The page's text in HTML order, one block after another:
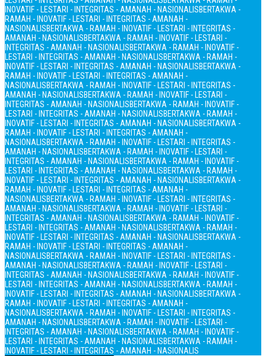
INOVATIF - LESTARI - INTEGRITAS - AMANAH - NASIONALISBERTAKWA -
RAMAH - INOVATIF - LESTARI - INTEGRITAS - AMANAH -
NASIONALISBERTAKWA - RAMAH - INOVATIF - LESTARI - INTEGRITAS -
AMANAH - NASIONALISBERTAKWA - RAMAH - INOVATIF - LESTARI -
INTEGRITAS - AMANAH - NASIONALISBERTAKWA - RAMAH - INOVATIF -
LESTARI - INTEGRITAS - AMANAH - NASIONALISBERTAKWA - RAMAH -
INOVATIF - LESTARI - INTEGRITAS - AMANAH - NASIONALISBERTAKWA -
RAMAH - INOVATIF - LESTARI - INTEGRITAS - AMANAH -
NASIONALISBERTAKWA - RAMAH - INOVATIF - LESTARI - INTEGRITAS -
AMANAH - NASIONALISBERTAKWA - RAMAH - INOVATIF - LESTARI -
INTEGRITAS - AMANAH - NASIONALISBERTAKWA - RAMAH - INOVATIF -
LESTARI - INTEGRITAS - AMANAH - NASIONALISBERTAKWA - RAMAH -
INOVATIF - LESTARI - INTEGRITAS - AMANAH - NASIONALISBERTAKWA -
RAMAH - INOVATIF - LESTARI - INTEGRITAS - AMANAH -
NASIONALISBERTAKWA - RAMAH - INOVATIF - LESTARI - INTEGRITAS -
AMANAH - NASIONALISBERTAKWA - RAMAH - INOVATIF - LESTARI -
INTEGRITAS - AMANAH - NASIONALISBERTAKWA - RAMAH - INOVATIF -
LESTARI - INTEGRITAS - AMANAH - NASIONALISBERTAKWA - RAMAH -
INOVATIF - LESTARI - INTEGRITAS - AMANAH - NASIONALISBERTAKWA -
RAMAH - INOVATIF - LESTARI - INTEGRITAS - AMANAH -
NASIONALISBERTAKWA - RAMAH - INOVATIF - LESTARI - INTEGRITAS -
AMANAH - NASIONALISBERTAKWA - RAMAH - INOVATIF - LESTARI -
INTEGRITAS - AMANAH - NASIONALISBERTAKWA - RAMAH - INOVATIF -
LESTARI - INTEGRITAS - AMANAH - NASIONALISBERTAKWA - RAMAH -
INOVATIF - LESTARI - INTEGRITAS - AMANAH - NASIONALISBERTAKWA -
RAMAH - INOVATIF - LESTARI - INTEGRITAS - AMANAH -
NASIONALISBERTAKWA - RAMAH - INOVATIF - LESTARI - INTEGRITAS -
AMANAH - NASIONALISBERTAKWA - RAMAH - INOVATIF - LESTARI -
INTEGRITAS - AMANAH - NASIONALISBERTAKWA - RAMAH - INOVATIF -
LESTARI - INTEGRITAS - AMANAH - NASIONALISBERTAKWA - RAMAH -
INOVATIF - LESTARI - INTEGRITAS - AMANAH - NASIONALISBERTAKWA -
RAMAH - INOVATIF - LESTARI - INTEGRITAS - AMANAH -
NASIONALISBERTAKWA - RAMAH - INOVATIF - LESTARI - INTEGRITAS -
AMANAH - NASIONALISBERTAKWA - RAMAH - INOVATIF - LESTARI -
INTEGRITAS - AMANAH - NASIONALISBERTAKWA - RAMAH - INOVATIF -
LESTARI - INTEGRITAS - AMANAH - NASIONALISBERTAKWA - RAMAH -
INOVATIF - LESTARI - INTEGRITAS - AMANAH - NASIONALIS